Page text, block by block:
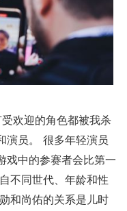
欢迎的角色都被我杀
演员。 很多年轻演员
戏中的参赛者会比第一
不同世代、年龄和性
和尚佑的关系是儿时